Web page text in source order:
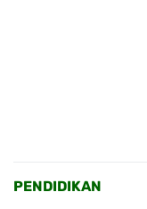
PENDIDIKAN